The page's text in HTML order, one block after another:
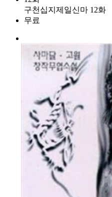
구천십지제일신마 12화
무료